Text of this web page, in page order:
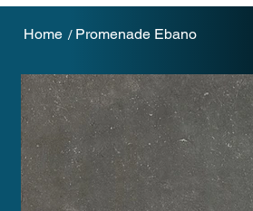
Home / Promenade Ebano